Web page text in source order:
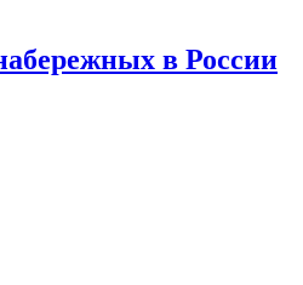
в России